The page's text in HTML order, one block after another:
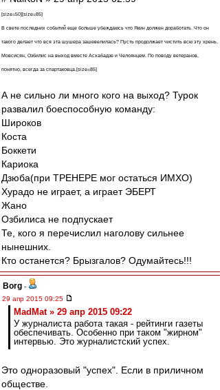
[size=50][size=85]
В свете последних событий еще больше убеждаюсь что Якин должен доработать. Что он
такого делает что вся эта шушера зашевелилась? Пусть продолжает чистить всю эту хрень.
Мовсисян, Озбилис на выход вместе Асхабадзе и Челоянцем. По поводу ветеранов,
понятно, всегда за спартаковца.[size=85]
А не сильно ли много кого на выход? Турок
развалил боеспособную команду:
Широков
Коста
Боккети
Кариока
Дзюба(при ТРЕНЕРЕ мог остаться ИМХО)
Хурадо не играет, а играет ЭБЕРТ
Жано
Озбилиса не подпускает
Те, кого я перечислил наголову сильнее
нынешних.
Кто останется? Брызгалов? Одумайтесь!!!
Borg -
29 апр 2015 09:25
MadMat » 29 апр 2015 09:22
У журналиста работа такая - рейтинги газеты
обеспечивать. Особенно при таком "жирном"
интервью. Это журналистский успех.
Это одноразовый "успех". Если в приличном
обществе.